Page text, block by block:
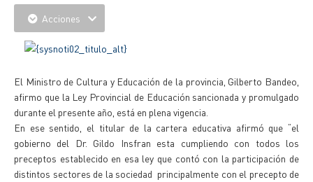
Acciones
El Ministro de Cultura y Educación de la provincia, Gilberto Bandeo,
afirmo que la Ley Provincial de Educación sancionada y promulgado
durante el presente año, está en plena vigencia.
En ese sentido, el titular de la cartera educativa afirmó que “el
gobierno del Dr. Gildo Insfran esta cumpliendo con todos los
preceptos establecido en esa ley que contó con la participación de
distintos sectores de la sociedad principalmente con el precepto de